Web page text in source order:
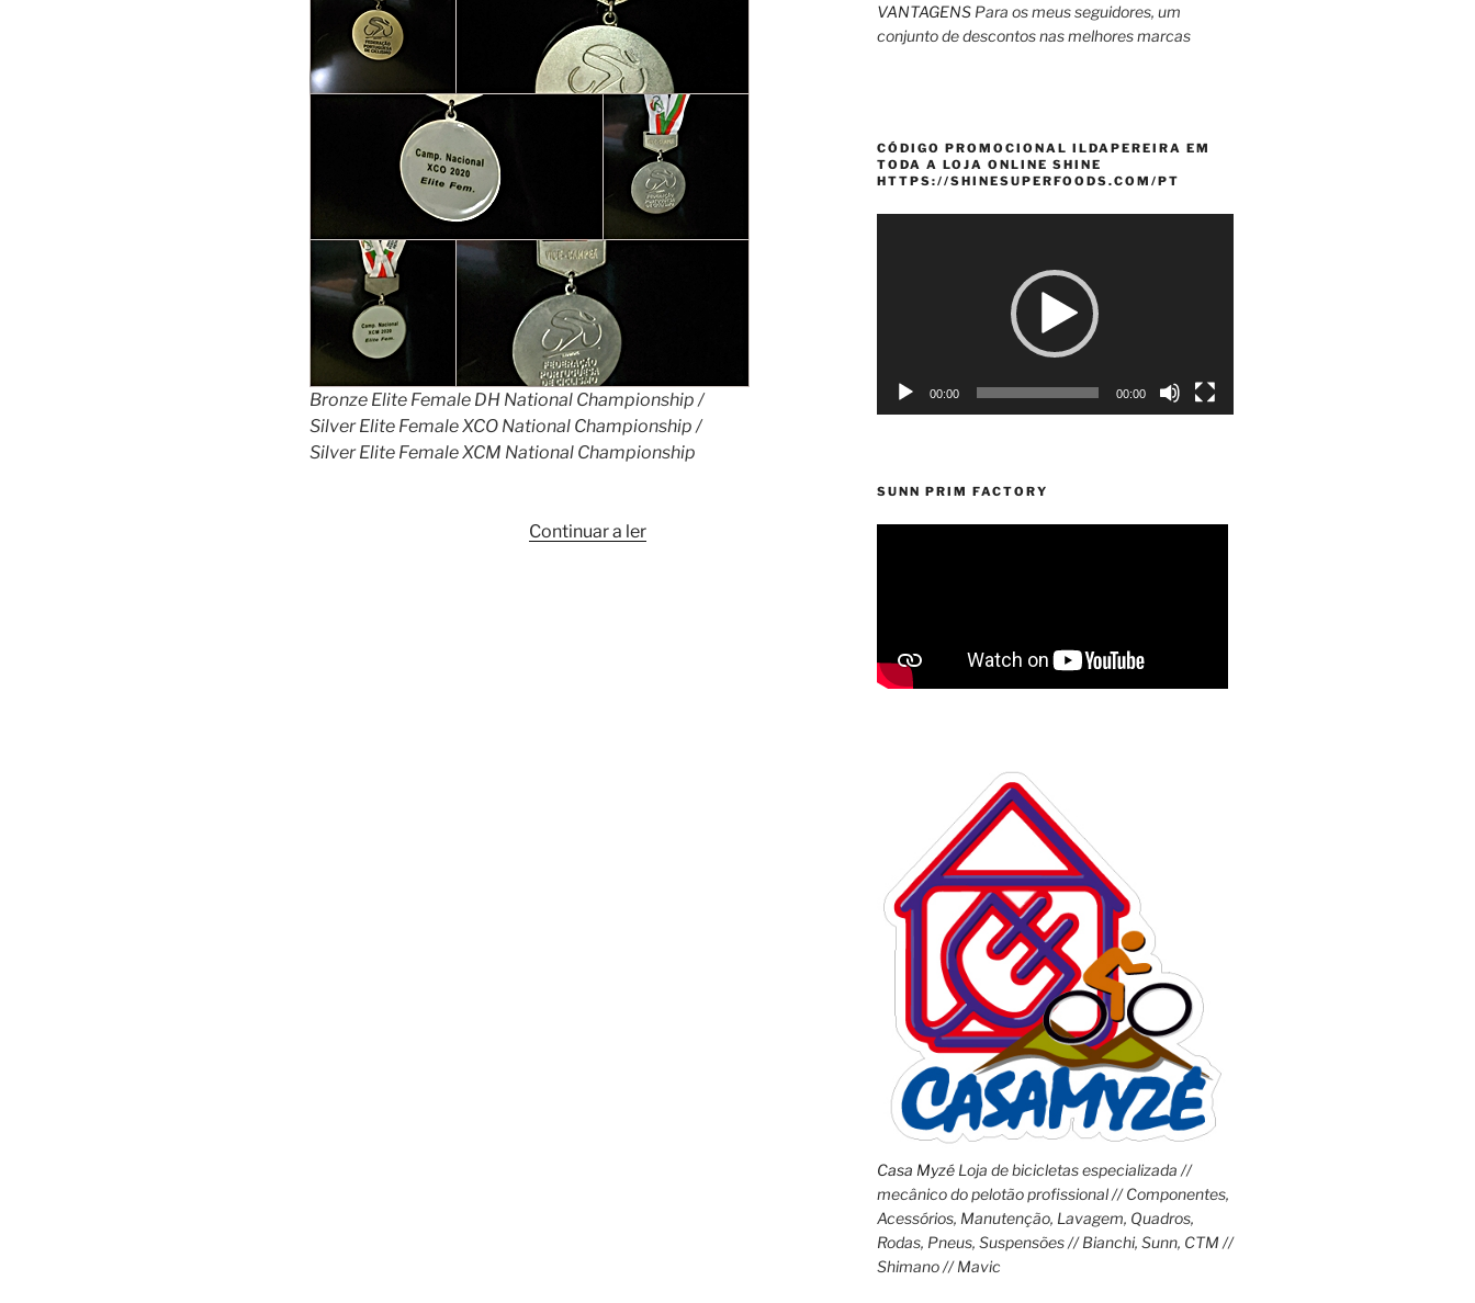
Bronze Elite Female DH National Championship /
Silver Elite Female XCO National Championship /
Silver Elite Female XCM National Championship
Continuar a ler“Próspero
VANTAGENSPara os meus seguidores, um
conjunto de descontos nas melhores marcas
CÓDIGO PROMOCIONAL ILDAPEREIRA EM
TODA A LOJA ONLINE SHINE
HTTPS://SHINESUPERFOODS.COM/PT
00:00 00:00
SUNN PRIM FACTORY
Casa MyzéLoja de bicicletas especializada //
mecânico do pelotão profissional // Componentes,
Acessórios, Manutenção, Lavagem, Quadros,
Rodas, Pneus, Suspensões // Bianchi, Sunn, CTM //
Shimano // Mavic